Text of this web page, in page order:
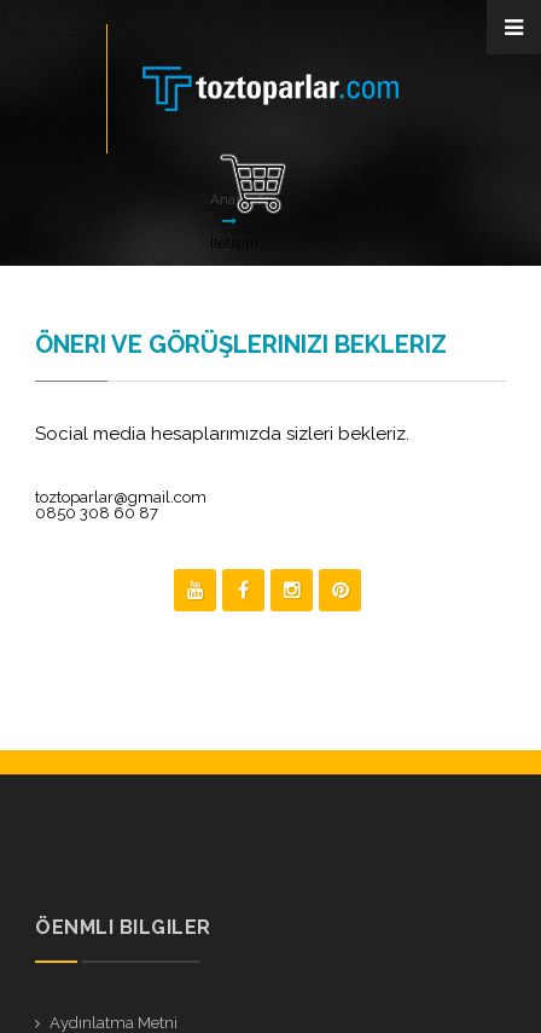
Anasayfa
ÖNERI VE GÖRÜŞLERINIZI BEKLERIZ
Social media hesaplarımızda sizleri bekleriz.
toztoparlar@gmail.com
0850 308 60 87
ÖENMLI BILGILER
Aydınlatma Metni